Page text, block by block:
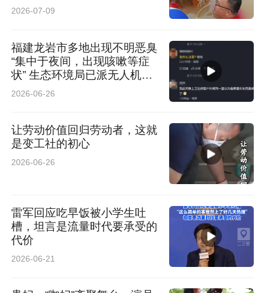
边就不害怕”
2026-07-09
福建龙岩市多地出现不明恶臭
“集中于夜间，出现咳嗽等症
状” 生态环境局已派无人机溯
源调查
2026-06-26
让劳动价值回归劳动者，这就
是变工社的初心
2026-06-26
雷军回应吃早饭被小学生吐
槽，坦言是流量时代要承受的
代价
2026-06-21